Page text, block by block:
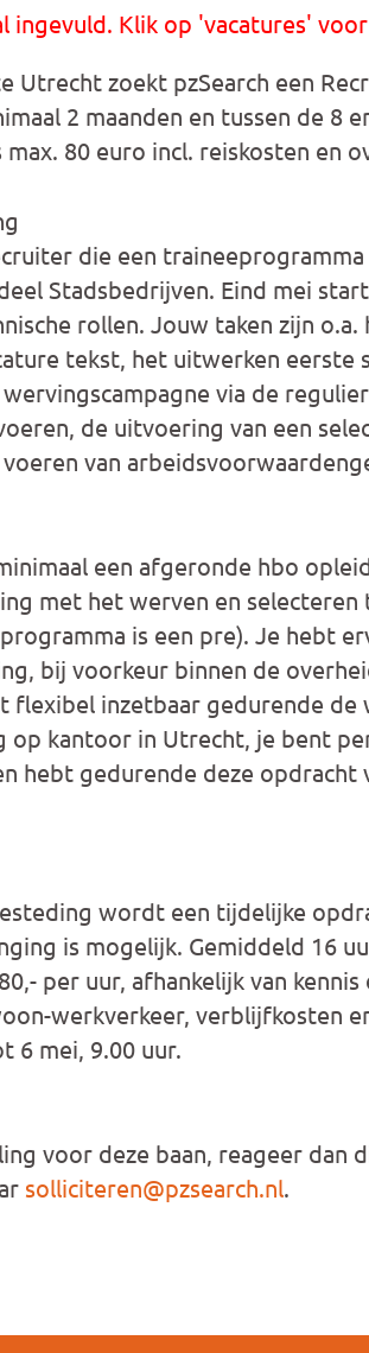
ingevuld. Klik op 'vacatures'
Utrecht zoekt pzSearch een
2 maanden en tussen de 8
80 euro incl. reiskosten en
die een
Stadsbedrijven. Eind mei
rollen. Jouw taken zijn
tekst, het uitwerken
via de
de uitvoering van een
van
een afgeronde hbo
met het werven en
is een pre). Je hebt
bij voorkeur binnen de
flexibel inzetbaar gedurende
op kantoor in Utrecht, je bent
hebt gedurende deze opdracht
wordt een tijdelijke
is mogelijk. Gemiddeld 16
per uur, afhankelijk van
werkverkeer, verblijfkosten
6 mei, 9.00 uur.
voor deze baan, reageer dan
solliciteren@pzsearch.nl.